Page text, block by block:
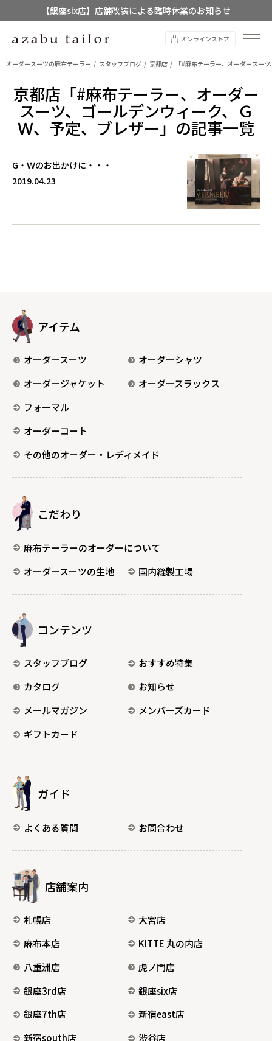
【銀座six店】店舗改装による臨時休業のお知らせ
【店舗限定】レディースオーダースーツ
オンラインストア
オーダースーツの麻布テーラー スタッフブログ 京都店 「#麻布テーラー、オーダースー
京都店「#麻布テーラー、オーダー
スーツ、ゴールデンウィーク、Ｇ
Ｗ、予定、ブレザー」の記事一覧
G・Ｗのお出かけに・・・
2019.04.23
アイテム
オーダースーツ
オーダーシャツ
オーダージャケット
オーダースラックス
フォーマル
オーダーコート
その他のオーダー・レディメイド
こだわり
麻布テーラーのオーダーについて
オーダースーツの生地
国内縫製工場
コンテンツ
スタッフブログ
おすすめ特集
カタログ
お知らせ
メールマガジン
メンバーズカード
ギフトカード
ガイド
よくある質問 お問合わせ
店舗案内
札幌店
大宮店
麻布本店
KITTE 丸の内店
八重洲店
虎ノ門店
銀座3rd店
銀座six店
銀座7th店
新宿east店
新宿south店
渋谷店